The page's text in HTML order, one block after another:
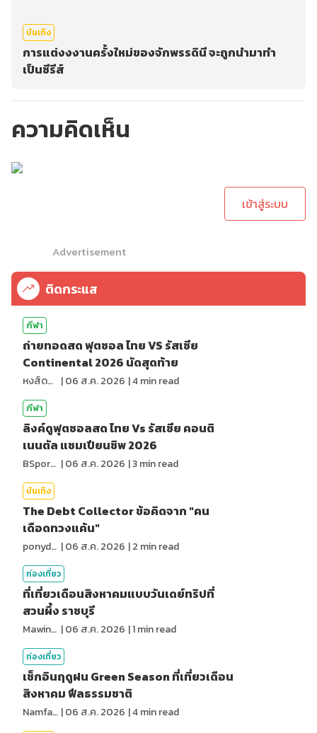
บันเทิง
การแต่งงงานครั้งใหม่ของจักพรรดินี จะถูกนำมาทำ
เป็นซีรีส์
ความคิดเห็น
เข้าสู่ระบบ
Advertisement
ติดกระแส
กีฬา
ถ่ายทอดสด ฟุตซอล ไทย VS รัสเซีย
Continental 2026 นัดสุดท้าย
หงส์ดรุณ |06 ส.ค. 2026 |4min read
กีฬา
ลิงค์ดูฟุตซอลสด ไทย Vs รัสเซีย คอนติ
เนนตัล แชมเปียนชิพ 2026
BSports8 |06 ส.ค. 2026 |3min read
บันเทิง
The Debt Collector ข้อคิดจาก "คน
เดือดทวงแค้น"
ponydiary |06 ส.ค. 2026 |2 min read
ท่องเที่ยว
ที่เที่ยวเดือนสิงหาคมแบบวันเดย์ทริปที่
สวนผึ้ง ราชบุรี
MawinMatravel |06 ส.ค. 2026 |1min read
ท่องเที่ยว
เช็กอินฤดูฝน Green Season ที่เที่ยวเดือน
สิงหาคม ฟีลธรรมชาติ
NamfahPhupha |06 ส.ค. 2026 |4min read